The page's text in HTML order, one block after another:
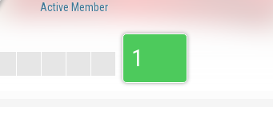
Active Member
1